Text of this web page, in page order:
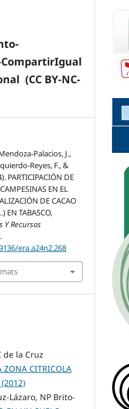
(CC BY-NC-
Palacios, J.,
Reyes, F., &
PARTICIPACIÓN DE
EN EL
DE CACAO
EN TABASCO,
Y Recursos
era.a24n2.268
de la Cruz
ZONA CITRICOLA
Lázaro, NP Brito-